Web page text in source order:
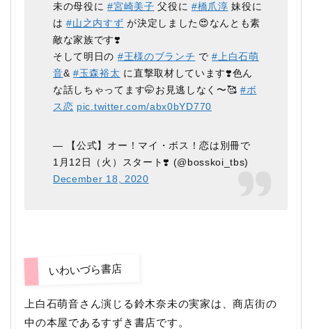
未の母役に#宮崎美子 父役に #橋爪淳 妹役に
は#山之内すず が決定しました😍なんとも素
敵な家族です❣️
そして明日の #王様のブランチ で#上白石萌
音&#玉森裕太 に直撃取材しています❣️色ん
な話しちゃってます🤭お見逃しなく〜🥰#ボ
ス恋 pic.twitter.com/abx0bYD770
— 【公式】オー！マイ・ボス！恋は別冊で
1月12日（火）スタート❣️ (@bosskoi_tbs)
December 18, 2020
いわいづら書店
上白石萌音さん演じる鈴木奈未の実家は、商店街の
中の本屋であるすずき書店です。